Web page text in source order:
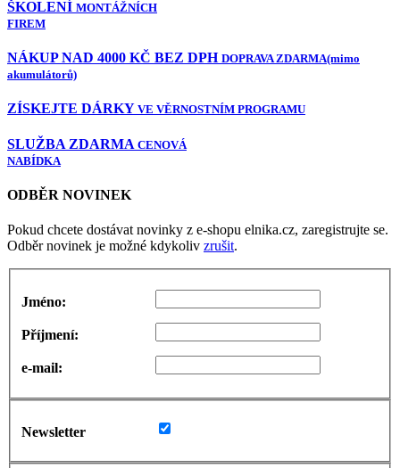
ŠKOLENÍ MONTÁŽNÍCH
FIREM
NÁKUP NAD 4000 KČ BEZ DPH DOPRAVA ZDARMA(mimo
akumulátorů)
ZÍSKEJTE DÁRKY VE VĚRNOSTNÍM PROGRAMU
SLUŽBA ZDARMA CENOVÁ
NABÍDKA
ODBĚR NOVINEK
Pokud chcete dostávat novinky z e-shopu elnika.cz, zaregistrujte se.
Odběr novinek je možné kdykoliv zrušit.
Jméno:
Příjmení:
e-mail:
Newsletter